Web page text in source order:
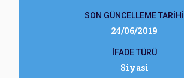
SON GÜNCELLEME TARİHİ
24/06/2019
İFADE TÜRÜ
Siyasi